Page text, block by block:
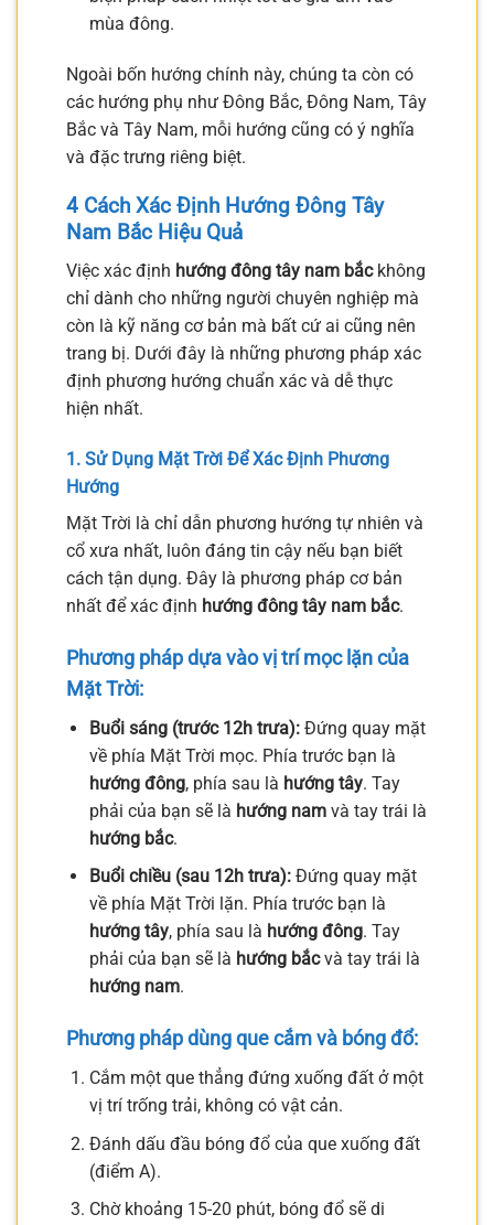
mùa đông.
Ngoài bốn hướng chính này, chúng ta còn có
các hướng phụ như Đông Bắc, Đông Nam, Tây
Bắc và Tây Nam, mỗi hướng cũng có ý nghĩa
và đặc trưng riêng biệt.
4 Cách Xác Định Hướng Đông Tây
Nam Bắc Hiệu Quả
Việc xác định hướng đông tây nam bắckhông
chỉ dành cho những người chuyên nghiệp mà
còn là kỹ năng cơ bản mà bất cứ ai cũng nên
trang bị. Dưới đây là những phương pháp xác
định phương hướng chuẩn xác và dễ thực
hiện nhất.
1. Sử Dụng Mặt Trời Để Xác Định Phương
Hướng
Mặt Trời là chỉ dẫn phương hướng tự nhiên và
cổ xưa nhất, luôn đáng tin cậy nếu bạn biết
cách tận dụng. Đây là phương pháp cơ bản
nhất để xác định hướng đông tây nam bắc.
Phương pháp dựa vào vị trí mọc lặn của
Mặt Trời:
Buổi sáng (trước 12h trưa):Đứng quay mặt
về phía Mặt Trời mọc. Phía trước bạn là
hướng đông, phía sau là hướng tây. Tay
phải của bạn sẽ là hướng namvà tay trái là
hướng bắc.
Buổi chiều (sau 12h trưa):Đứng quay mặt
về phía Mặt Trời lặn. Phía trước bạn là
hướng tây, phía sau là hướng đông. Tay
phải của bạn sẽ là hướng bắcvà tay trái là
hướng nam.
Phương pháp dùng que cắm và bóng đổ:
Cắm một que thẳng đứng xuống đất ở một
vị trí trống trải, không có vật cản.
Đánh dấu đầu bóng đổ của que xuống đất
(điểm A).
Chờ khoảng 15-20 phút, bóng đổ sẽ di